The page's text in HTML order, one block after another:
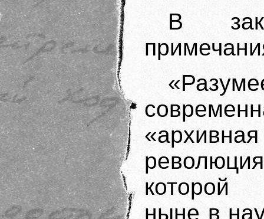
В
«архивная
ныне в